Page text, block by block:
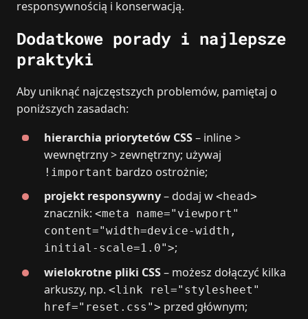
responsywnością i konserwacją.
Dodatkowe porady i najlepsze
praktyki
Aby uniknąć najczęstszych problemów, pamiętaj o
poniższych zasadach:
hierarchia priorytetów CSS– inline >
wewnętrzny > zewnętrzny; używaj
!important bardzo ostrożnie;
projekt responsywny– dodaj w<head>
znacznik:<meta name="viewport"
content="width=device-width,
initial-scale=1.0">;
wielokrotne pliki CSS– możesz dołączyć kilka
arkuszy, np.<link rel="stylesheet"
href="reset.css"> przed głównym;